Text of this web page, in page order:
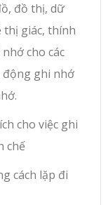
đồ thị, dữ
thị giác, thính
cho các
động ghi nhớ
cho việc ghi
chế
cách lặp đi